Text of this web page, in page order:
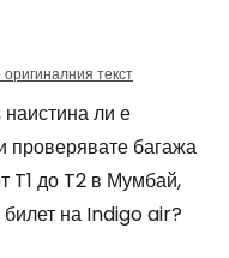
текст
ли е
проверявате багажа
T1 до T2 в Мумбай,
билет на Indigo air?